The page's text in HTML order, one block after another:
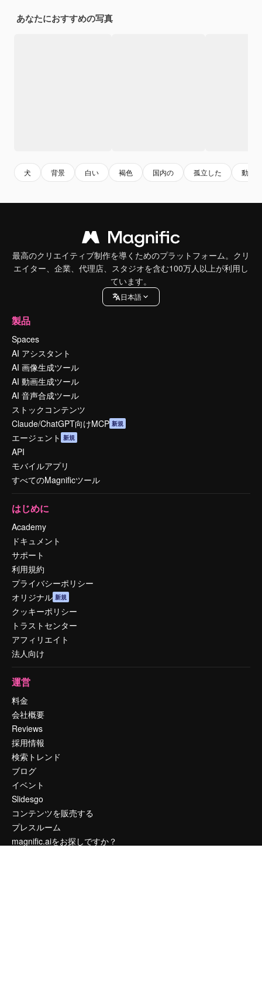
あなたにおすすめの写真
犬 背景 白い 褐色 国内の 孤立した 動物
最高のクリエイティブ制作を導くためのプラットフォーム。クリ
エイター、企業、代理店、スタジオを含む100万人以上が利用し
ています。
日本語
製品
Spaces
AI アシスタント
AI 画像生成ツール
AI 動画生成ツール
AI 音声合成ツール
ストックコンテンツ
Claude/ChatGPT向けMCP 新規
エージェント 新規
API
モバイルアプリ
すべてのMagnificツール
はじめに
Academy
ドキュメント
サポート
利用規約
プライバシーポリシー
オリジナル 新規
クッキーポリシー
トラストセンター
アフィリエイト
法人向け
運営
料金
会社概要
Reviews
採用情報
検索トレンド
ブログ
イベント
Slidesgo
コンテンツを販売する
プレスルーム
magnific.aiをお探しですか？